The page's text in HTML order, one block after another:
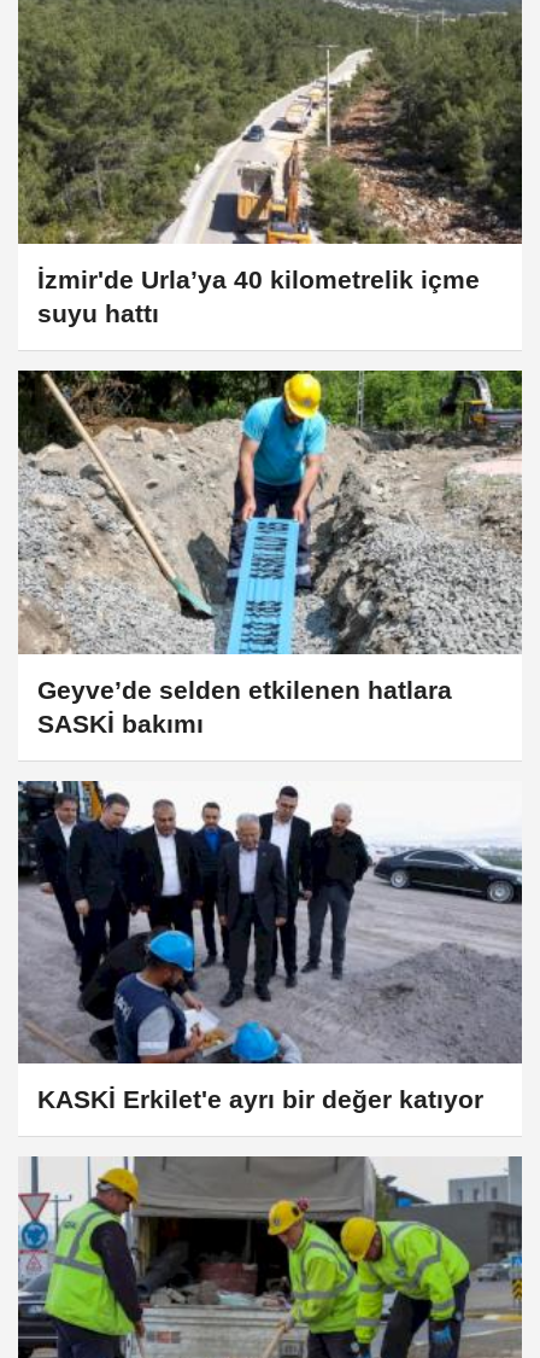
İzmir'de Urla’ya 40 kilometrelik içme
suyu hattı
Geyve’de selden etkilenen hatlara
SASKİ bakımı
KASKİ Erkilet'e ayrı bir değer katıyor